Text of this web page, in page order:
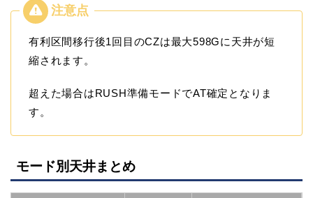
有利区間移行後1回目のCZは最大598Gに天井が短
縮されます。
超えた場合はRUSH準備モードでAT確定となりま
す。
モード別天井まとめ